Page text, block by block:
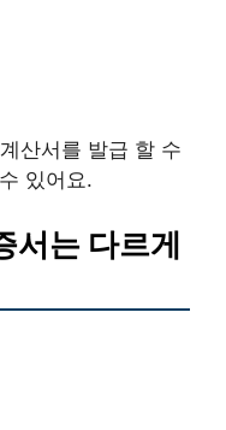
산서를 발급 할 수
있어요.
서는 다르게